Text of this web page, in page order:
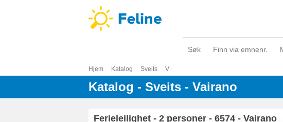
Søk Finn via emnenr.
Hjem Katalog Sveits V
Katalog - Sveits - Vairano
Ferieleilighet - 2 personer - 6574 - Vairano